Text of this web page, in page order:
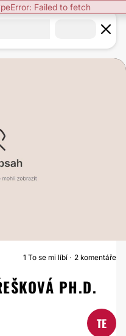
Failed to fetch
MODELACE PRSOU
1 To se mi líbí 2 komentáře
PH.D.
TE